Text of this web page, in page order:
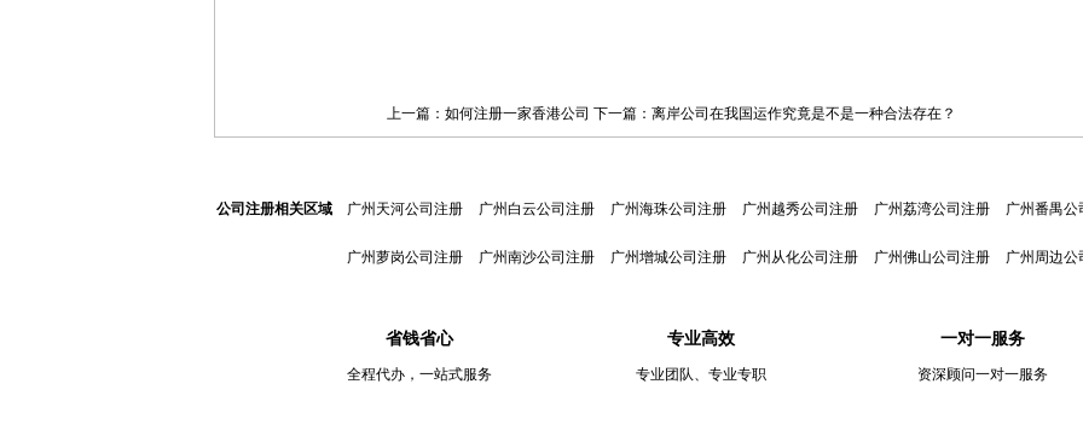
上一篇： 如何注册一家香港公司 下一篇： 离岸公司在我国运作究竟是不是一种合法存在？
公司注册相关区域 广州天河公司注册 广州白云公司注册 广州海珠公司注册 广州越秀公司注册 广州荔湾公司注册 广州番禺公
广州萝岗公司注册 广州南沙公司注册 广州增城公司注册 广州从化公司注册 广州佛山公司注册 广州周边公
省钱省心
全程代办，一站式服务
专业高效
专业团队、专业专职
一对一服务
资深顾问一对一服务